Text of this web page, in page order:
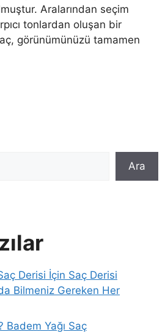
Aralarından seçim
tonlardan oluşan bir
görünümünüzü tamamen
Ara
Derisi İçin Saç Derisi
Bilmeniz Gereken Her
Badem Yağı Saç